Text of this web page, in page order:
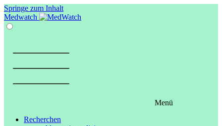
Springe zum Inhalt
Medwatch
Menü
Recherchen